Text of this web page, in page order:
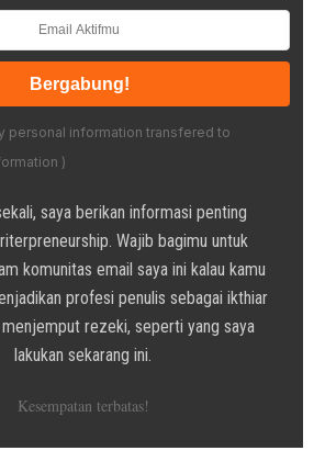
personal information transfered to
)
saya berikan informasi penting
Wajib bagimu untuk
komunitas email saya ini kalau kamu
profesi penulis sebagai ikthiar
rezeki, seperti yang saya
lakukan sekarang ini.
Kesempatan terbatas!